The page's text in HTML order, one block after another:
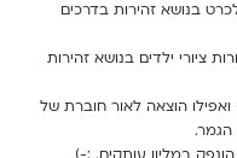
בנושא זהירות בדרכים
תחרות ציורי ילדים בנושא זהירות
ואפילו הוצאה לאור חוברת של